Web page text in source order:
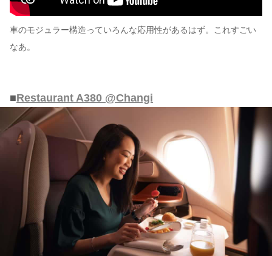
車のモジュラー構造っていろんな応用性があるはず。これすごい
なあ。
■Restaurant A380 @Changi